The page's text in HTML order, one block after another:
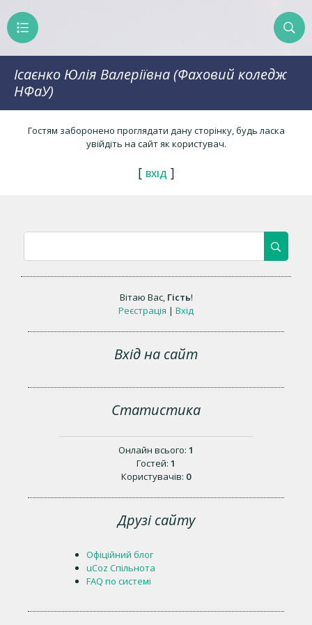
Ісаєнко Юлія Валеріївна (Фаховий коледж
НФаУ)
Гостям заборонено проглядати дану сторінку, будь ласка
увійдіть на сайт як користувач.
[ ВХІД ]
Вітаю Вас, Гість!
Реєстрація | Вхід
Вхід на сайт
Статистика
Онлайн всього: 1
Гостей: 1
Користувачів: 0
Друзі сайту
Офіційний блог
uCoz Спільнота
FAQ по системі